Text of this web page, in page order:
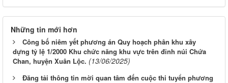
Những tin mới hơn
Công bố niêm yết phương án Quy hoạch phân khu xây
dựng tỷ lệ 1/2000 Khu chức năng khu vực trên đỉnh núi Chứa
Chan, huyện Xuân Lộc. (13/06/2025)
Đăng tải thông tin mời quan tâm đến cuộc thi tuyển phương